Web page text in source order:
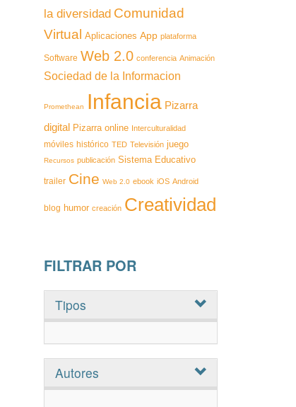
la diversidad Comunidad
Virtual Aplicaciones App plataforma
Software Web 2.0 conferencia Animación
Sociedad de la Informacion
Promethean Infancia Pizarra
digital Pizarra online Interculturalidad
móviles histórico TED Televisión juego
Recursos publicación Sistema Educativo
trailer Cine Web 2.0 ebook iOS Android
blog humor creación Creatividad
FILTRAR POR
Tipos
Autores